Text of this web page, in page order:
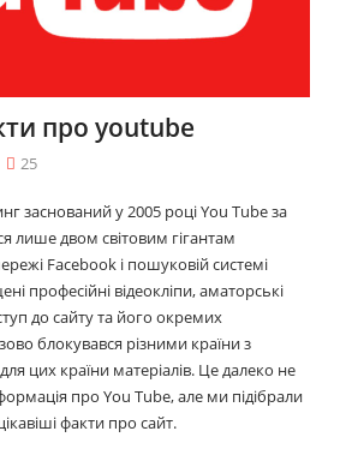
про youtube
25
заснований у 2005 році You Tube за
лише двом світовим гігантам
Facebook і пошуковій системі
професійні відеокліпи, аматорські
до сайту та його окремих
блокувався різними країни з
цих країни матеріалів. Це далеко не
про You Tube, але ми підібрали
факти про сайт.